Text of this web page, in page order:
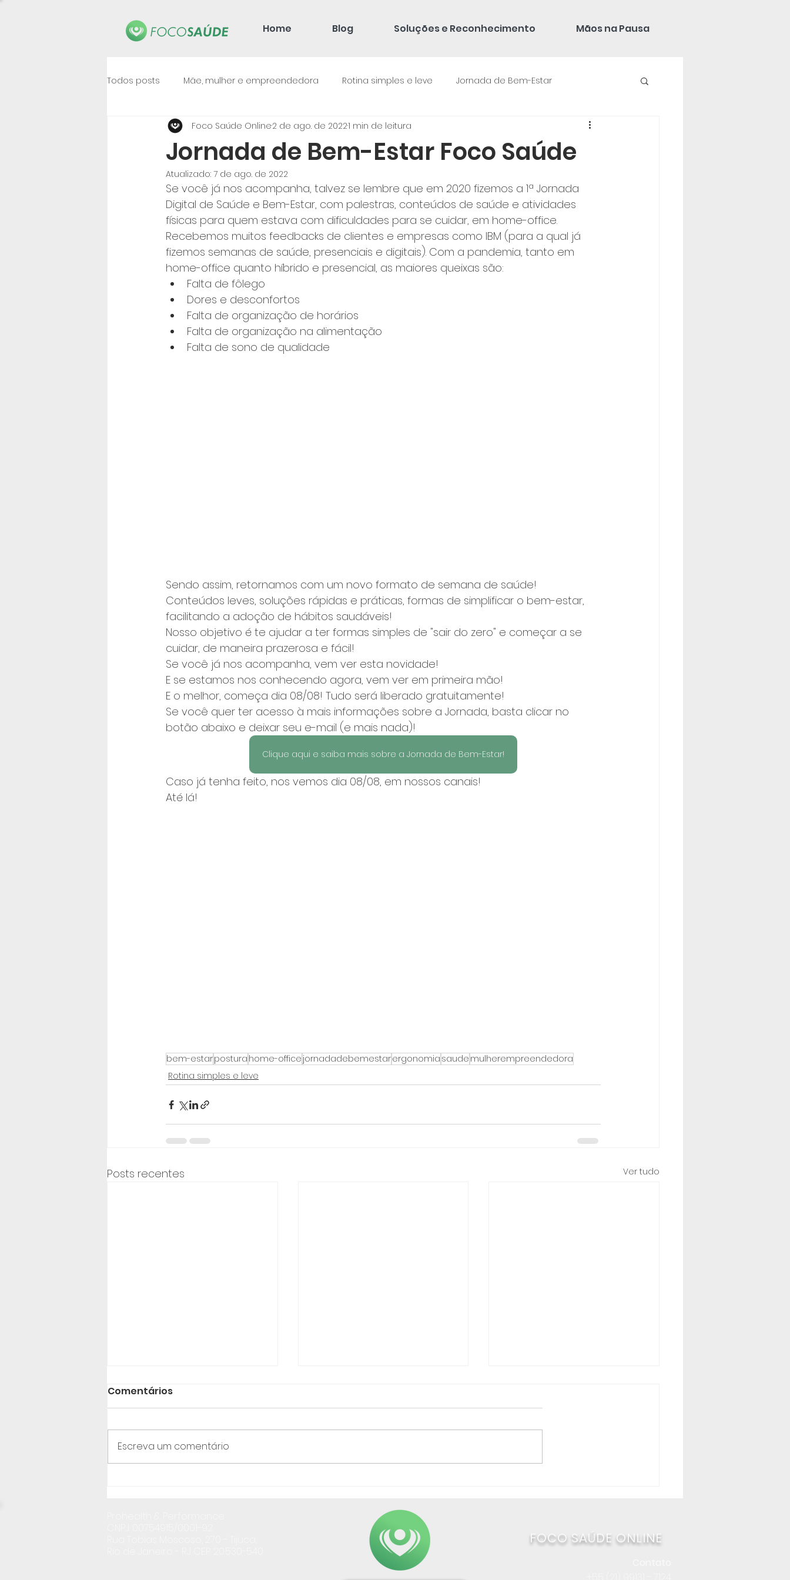
Home Blog Soluções e Reconhecimento Mãos na Pausa
Todos posts Mãe, mulher e empreendedora Rotina simples e leve Jornada de Bem-Estar
Jornada de Bem-Estar Foco Saúde
Foco Saúde Online2 de ago. de 20221 min de leitura
Atualizado: 7 de ago. de 2022
Se você já nos acompanha, talvez se lembre que em 2020 fizemos a 1ª Jornada
Digital de Saúde e Bem-Estar, com palestras, conteúdos de saúde e atividades
físicas para quem estava com dificuldades para se cuidar, em home-office.
Recebemos muitos feedbacks de clientes e empresas como IBM (para a qual já
fizemos semanas de saúde, presenciais e digitais). Com a pandemia, tanto em
home-office quanto híbrido e presencial, as maiores queixas são:
Falta de fôlego
Dores e desconfortos
Falta de organização de horários
Falta de organização na alimentação
Falta de sono de qualidade
Sendo assim, retornamos com um novo formato de semana de saúde!
Conteúdos leves, soluções rápidas e práticas, formas de simplificar o bem-estar,
facilitando a adoção de hábitos saudáveis!
Nosso objetivo é te ajudar a ter formas simples de "sair do zero" e começar a se
cuidar, de maneira prazerosa e fácil!
Se você já nos acompanha, vem ver esta novidade!
E se estamos nos conhecendo agora, vem ver em primeira mão!
E o melhor, começa dia 08/08! Tudo será liberado gratuitamente!
Se você quer ter acesso à mais informações sobre a Jornada, basta clicar no
botão abaixo e deixar seu e-mail (e mais nada)!
Clique aqui e saiba mais sobre a Jornada de Bem-Estar!
Caso já tenha feito, nos vemos dia 08/08, em nossos canais!
Até lá!
bem-estarpostura home-office jornadadebemestarergonomia saude mulherempreendedora
Rotina simples e leve
Posts recentes Ver tudo
hormônios, estresses...
Comentários
Escreva um comentário
FOCO SAÚDE ONLINE